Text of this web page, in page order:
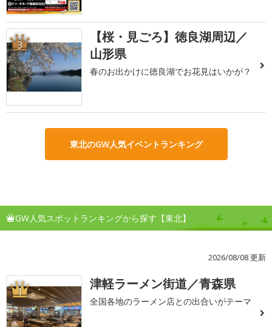
3
【桜・見ごろ】徳良湖周辺／
山形県
春のお出かけに徳良湖でお花見はいかが？
東北のGW人気イベントランキング
GW人気スポットランキングから探す【東北】
2026/08/08 更新
1 津軽ラーメン街道／青森県
全国各地のラーメン店との出合いがテーマ